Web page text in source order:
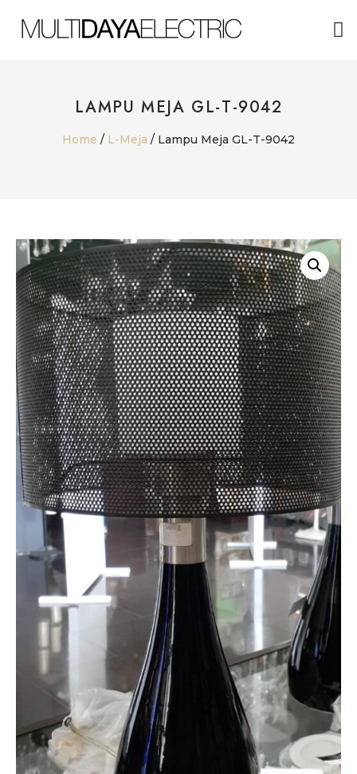
LAMPU MEJA GL-T-9042
Home / L-Meja / Lampu Meja GL-T-9042